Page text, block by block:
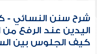
شرح سنن النسائي -
اليدين عند الرفع
كيف الجلوس بين